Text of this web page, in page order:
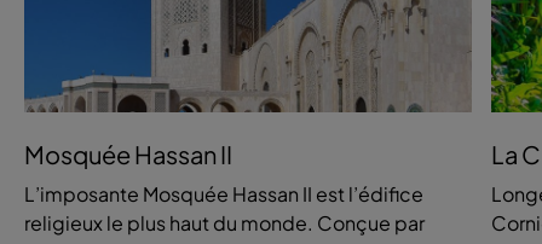
Mosquée Hassan II
L’imposante Mosquée Hassan II est l’édifice
religieux le plus haut du monde. Conçue par
La